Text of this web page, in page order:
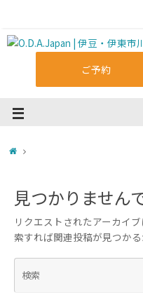
ご予約
見つかりません
リクエストされたアーカイ
索すれば関連投稿が見つかる